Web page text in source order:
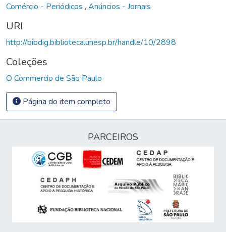
Comércio - Periódicos , Anúncios - Jornais
URI
http://bibdig.biblioteca.unesp.br/handle/10/2898
Coleções
O Commercio de São Paulo
Página do item completo
PARCEIROS